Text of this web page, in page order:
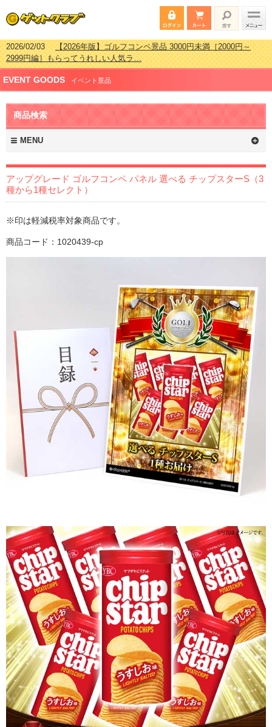
2026/02/03【2026年版】ゴルフコンペ景品 3000円未満［2000円～
2026/07/15【2026年版】ビンゴゲーム景品おすすめ金額別人気ランキ
ング 更新しました！
2026/04/03【2026年版】ゴルフコンペ景品 3000円未満［2000円～
2999円編］もらってうれしい人気ラ…
2026/02/16【2026年版】結婚式の二次会で貰って嬉しい景品とは？ 更
新しました！
EVENT GOODS イベント景品
商品検索
MENU
アップグレード ゴルフコンペ パネル 選べる チップスターS（3
種から1種セレクト）
※印は軽減税率対象商品です。
商品コード：1020439-cp